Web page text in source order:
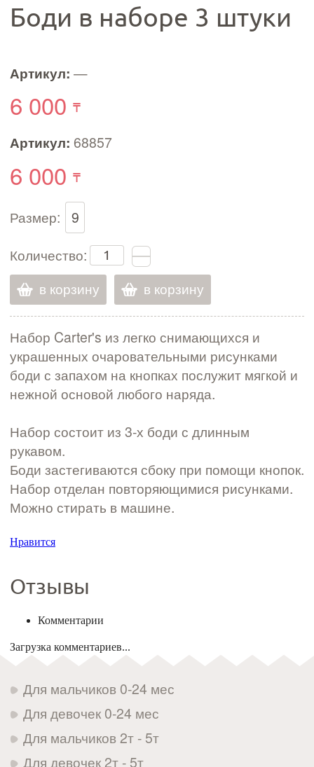
Боди в наборе 3 штуки
Артикул: —
6 000
Артикул: 68857
6 000
Размер:
9
Количество:
в корзину
в корзину
Набор Carter's из легко снимающихся и
украшенных очаровательными рисунками
боди с запахом на кнопках послужит мягкой и
нежной основой любого наряда.
Набор состоит из 3-х боди с длинным
рукавом.
Боди застегиваются сбоку при помощи кнопок.
Набор отделан повторяющимися рисунками.
Можно стирать в машине.
Нравится
Отзывы
Комментарии
Загрузка комментариев...
Для мальчиков 0-24 мес
Для девочек 0-24 мес
Для мальчиков 2т - 5т
Для девочек 2т - 5т